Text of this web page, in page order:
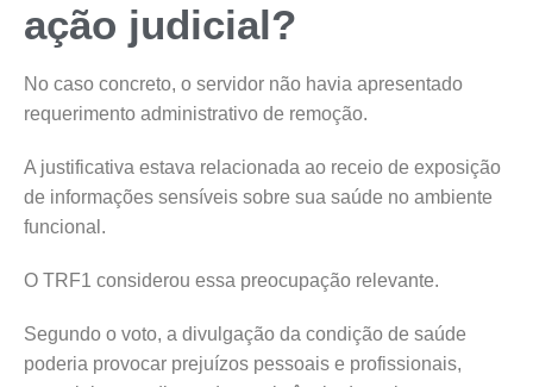
ação judicial?
No caso concreto, o servidor não havia apresentado
requerimento administrativo de remoção.
A justificativa estava relacionada ao receio de exposição
de informações sensíveis sobre sua saúde no ambiente
funcional.
O TRF1 considerou essa preocupação relevante.
Segundo o voto, a divulgação da condição de saúde
poderia provocar prejuízos pessoais e profissionais,